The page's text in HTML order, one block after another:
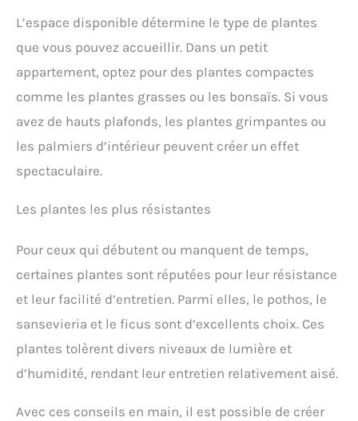
L’espace disponible détermine le type de plantes
que vous pouvez accueillir. Dans un petit
appartement, optez pour des plantes compactes
comme les plantes grasses ou les bonsaïs. Si vous
avez de hauts plafonds, les plantes grimpantes ou
les palmiers d’intérieur peuvent créer un effet
spectaculaire.
Les plantes les plus résistantes
Pour ceux qui débutent ou manquent de temps,
certaines plantes sont réputées pour leur résistance
et leur facilité d’entretien. Parmi elles, le pothos, le
sansevieria et le ficus sont d’excellents choix. Ces
plantes tolèrent divers niveaux de lumière et
d’humidité, rendant leur entretien relativement aisé.
Avec ces conseils en main, il est possible de créer